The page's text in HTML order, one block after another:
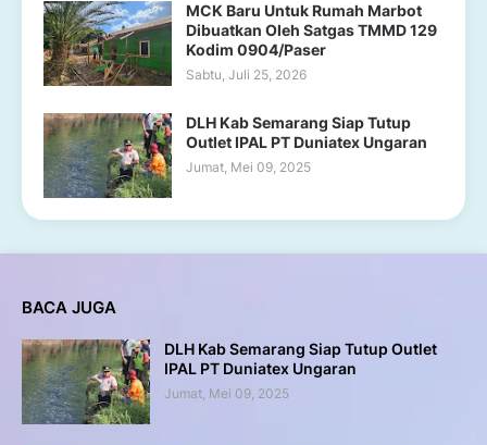
MCK Baru Untuk Rumah Marbot
Dibuatkan Oleh Satgas TMMD 129
Kodim 0904/Paser
Sabtu, Juli 25, 2026
DLH Kab Semarang Siap Tutup
Outlet IPAL PT Duniatex Ungaran
Jumat, Mei 09, 2025
BACA JUGA
DLH Kab Semarang Siap Tutup Outlet
IPAL PT Duniatex Ungaran
Jumat, Mei 09, 2025